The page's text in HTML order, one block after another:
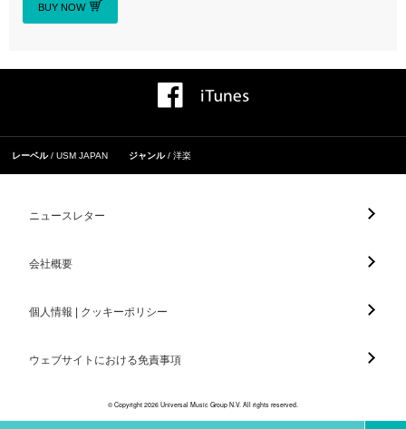
BUY NOW
レーベル USM JAPAN ジャンル 洋楽
ニュースレター
会社概要
個人情報 | クッキーポリシー
ウェブサイトにおける免責事項
© Copyright 2026 Universal Music Group N.V. All rights reserved.